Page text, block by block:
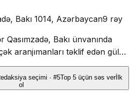
Bakı 1014, Azərbaycan9 rəy
Bakı ünvanında
aranjımanları təklif edən gül
seçimi · #5Top 5 üçün səs verİlk
ol